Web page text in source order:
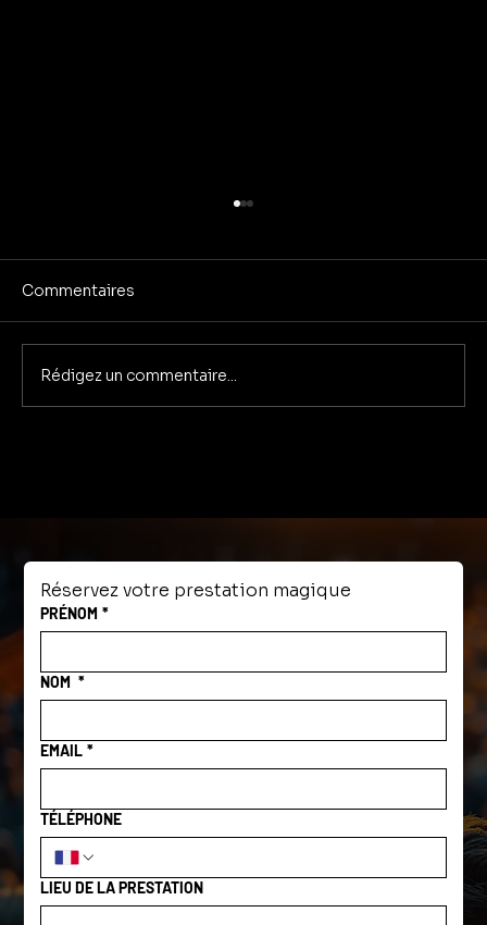
Commentaires
Rédigez un commentaire...
Réservez votre prestation magique
PRÉNOM *
NOM *
EMAIL *
TÉLÉPHONE
LIEU DE LA PRESTATION